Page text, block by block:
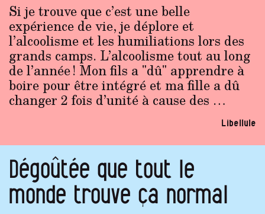
Si je trouve que c’est une belle
expérience de vie, je déplore et
l’alcoolisme et les humiliations lors des
grands camps. L’alcoolisme tout au long
de l’année ! Mon fils a "dû" apprendre à
boire pour être intégré et ma fille a dû
changer 2 fois d’unité à cause des …
Libellule
Dégoûtée que tout le
monde trouve ça normal